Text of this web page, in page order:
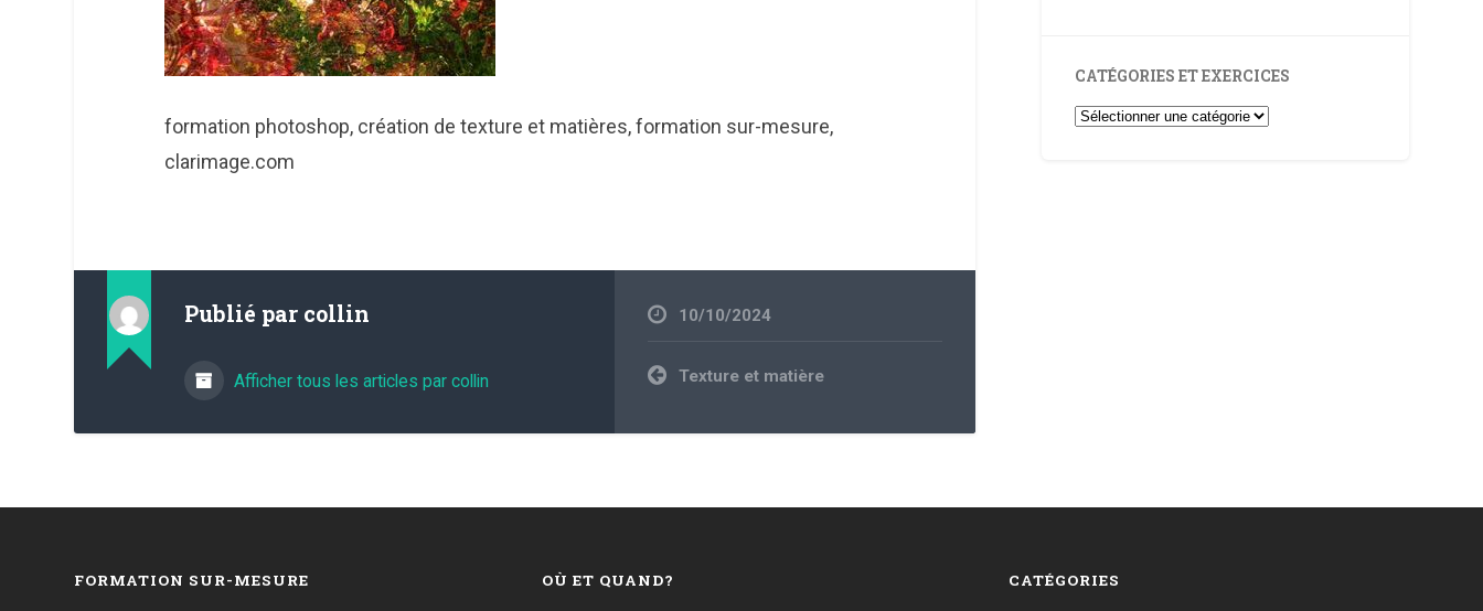
formation photoshop, création de texture et matières, formation sur-mesure,
clarimage.com
Publié par collin
Afficher tous les articles par collin
10/10/2024
Navigation
de
Texture et matière
CATÉGORIES ET EXERCICES
Catégories
et
FORMATION SUR-MESURE OÙ ET QUAND? CATÉGORIES